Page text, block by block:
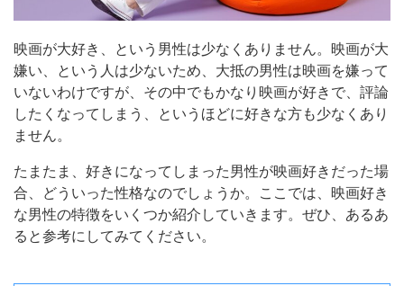
映画が大好き、という男性は少なくありません。映画が大
嫌い、という人は少ないため、大抵の男性は映画を嫌って
いないわけですが、その中でもかなり映画が好きで、評論
したくなってしまう、というほどに好きな方も少なくあり
ません。
たまたま、好きになってしまった男性が映画好きだった場
合、どういった性格なのでしょうか。ここでは、映画好き
な男性の特徴をいくつか紹介していきます。ぜひ、あるあ
ると参考にしてみてください。